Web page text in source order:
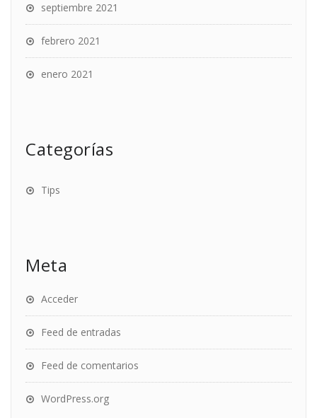
septiembre 2021
febrero 2021
enero 2021
Categorías
Tips
Meta
Acceder
Feed de entradas
Feed de comentarios
WordPress.org